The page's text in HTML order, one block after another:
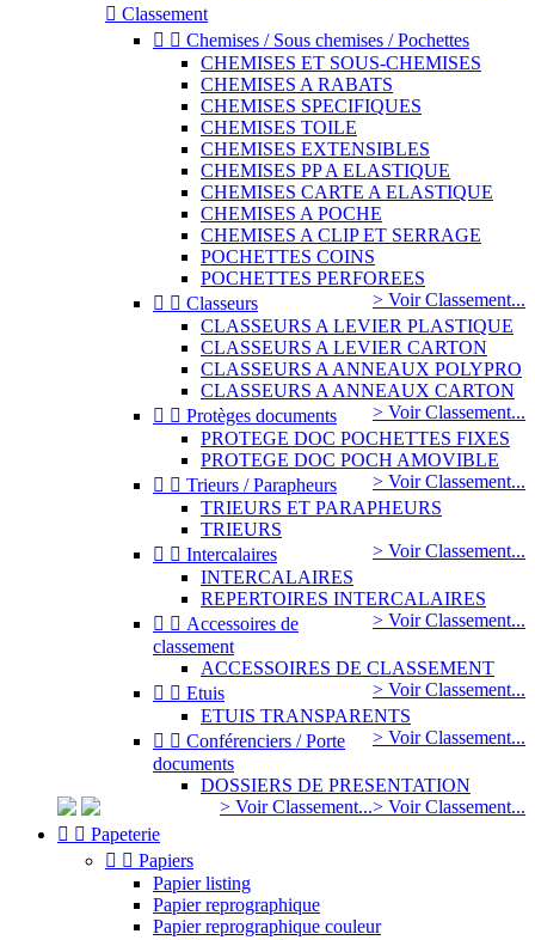
 Classement
  Chemises / Sous chemises / Pochettes
CHEMISES ET SOUS-CHEMISES
CHEMISES A RABATS
CHEMISES SPECIFIQUES
CHEMISES TOILE
CHEMISES EXTENSIBLES
CHEMISES PP A ELASTIQUE
CHEMISES CARTE A ELASTIQUE
CHEMISES A POCHE
CHEMISES A CLIP ET SERRAGE
POCHETTES COINS
POCHETTES PERFOREES
> Voir Classement...
  Classeurs
CLASSEURS A LEVIER PLASTIQUE
CLASSEURS A LEVIER CARTON
CLASSEURS A ANNEAUX POLYPRO
CLASSEURS A ANNEAUX CARTON
> Voir Classement...
  Protèges documents
PROTEGE DOC POCHETTES FIXES
PROTEGE DOC POCH AMOVIBLE
> Voir Classement...
  Trieurs / Parapheurs
TRIEURS ET PARAPHEURS
TRIEURS
> Voir Classement...
  Intercalaires
INTERCALAIRES
REPERTOIRES INTERCALAIRES
> Voir Classement...
  Accessoires de
classement
ACCESSOIRES DE CLASSEMENT
> Voir Classement...
  Etuis
ETUIS TRANSPARENTS
> Voir Classement...
  Conférenciers / Porte
documents
DOSSIERS DE PRESENTATION
> Voir Classement...
> Voir Classement...
  Papeterie
  Papiers
Papier listing
Papier reprographique
Papier reprographique couleur